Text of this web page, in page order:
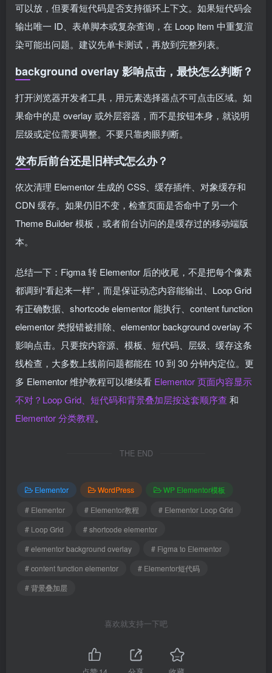
可以放，但要看短代码是否支持循环上下文。如果短代码会
输出唯一 ID、表单脚本或复杂查询，在 Loop Item 中重复渲
染可能出问题。建议先单卡测试，再放到完整列表。
background overlay 影响点击，最快怎么判断？
打开浏览器开发者工具，用元素选择器点不可点击区域。如
果命中的是 overlay 或外层容器，而不是按钮本身，就说明
层级或定位需要调整。不要只靠肉眼判断。
发布后前台还是旧样式怎么办？
依次清理 Elementor 生成的 CSS、缓存插件、对象缓存和
CDN 缓存。如果仍旧不变，检查页面是否命中了另一个
Theme Builder 模板，或者前台访问的是缓存过的移动端版
本。
总结一下：Figma 转 Elementor 后的收尾，不是把每个像素
都调到“看起来一样”，而是保证动态内容能输出、Loop Grid
有正确数据、shortcode elementor 能执行、content function
elementor 类报错被排除、elementor background overlay 不
影响点击。只要按内容源、模板、短代码、层级、缓存这条
线检查，大多数上线前问题都能在 10 到 30 分钟内定位。更
多 Elementor 维护教程可以继续看 Elementor 页面内容显示
不对？Loop Grid、短代码和背景叠加层按这套顺序查 和
Elementor 分类教程。
THE END
Elementor WordPress
WP Elementor模板
# Elementor
# Elementor教程
# Elementor Loop Grid
# Loop Grid
# shortcode elementor
# elementor background overlay
# Figma to Elementor
# content function elementor
# Elementor短代码
# 背景叠加层
喜欢就支持一下吧